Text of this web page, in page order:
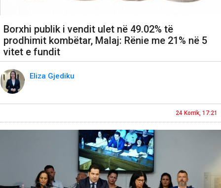
Borxhi publik i vendit ulet në 49.02% të
prodhimit kombëtar, Malaj: Rënie me 21% në 5
vitet e fundit
Eliza Gjediku
24 Korrik, 17:21